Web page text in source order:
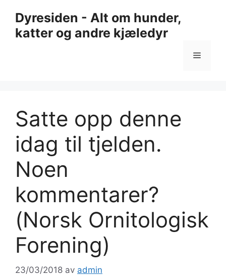
innhold
Dyresiden - Alt om hunder,
katter og andre kjæledyr
Meny
Satte opp denne
idag til tjelden.
Noen
kommentarer?
(Norsk Ornitologisk
Forening)
23/03/2018 av admin